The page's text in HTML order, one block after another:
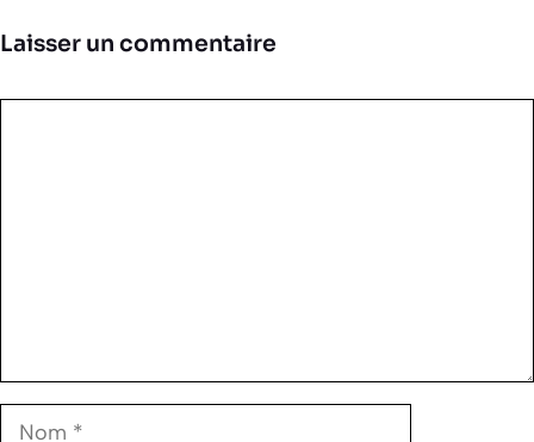
Laisser un commentaire
Nom